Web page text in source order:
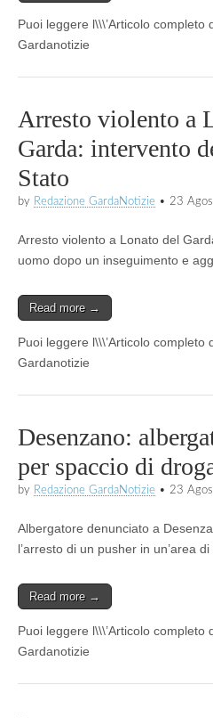
Puoi leggere l\\\’Articolo completo
Gardanotizie
Arresto violento a
Garda: intervento
Stato
by Redazione GardaNotizie • 23
Arresto violento a Lonato del
uomo dopo un inseguimento e
Read more →
Puoi leggere l\\\’Articolo completo
Gardanotizie
Desenzano:
per spaccio di
by Redazione GardaNotizie • 23
Albergatore denunciato a
l’arresto di un pusher in un’area di
Read more →
Puoi leggere l\\\’Articolo completo
Gardanotizie